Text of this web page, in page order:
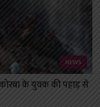
NEWS
के युवक की पहाड़ से